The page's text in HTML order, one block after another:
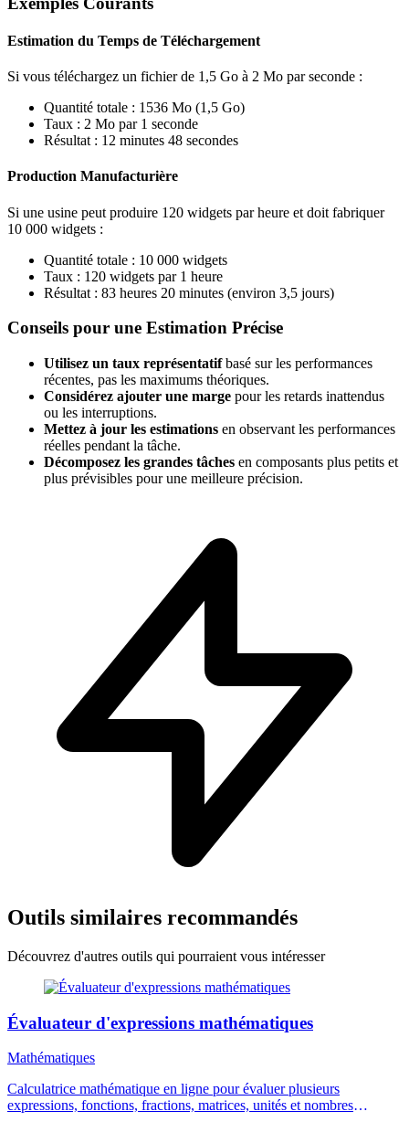
Estimation du Temps de Téléchargement
Si vous téléchargez un fichier de 1,5 Go à 2 Mo par seconde :
Quantité totale : 1536 Mo (1,5 Go)
Taux : 2 Mo par 1 seconde
Résultat : 12 minutes 48 secondes
Production Manufacturière
Si une usine peut produire 120 widgets par heure et doit fabriquer
10 000 widgets :
Quantité totale : 10 000 widgets
Taux : 120 widgets par 1 heure
Résultat : 83 heures 20 minutes (environ 3,5 jours)
Conseils pour une Estimation Précise
Utilisez un taux représentatifbasé sur les performances
récentes, pas les maximums théoriques.
Considérez ajouter une marge pour les retards inattendus
ou les interruptions.
Mettez à jour les estimations en observant les performances
réelles pendant la tâche.
Décomposez les grandes tâches en composants plus petits et
plus prévisibles pour une meilleure précision.
Outils similaires recommandés
Découvrez d'autres outils qui pourraient vous intéresser
Évaluateur d'expressions mathématiques
Mathématiques
Calculatrice mathématique en ligne pour évaluer plusieurs
expressions, fonctions, fractions, matrices, unités et nombres